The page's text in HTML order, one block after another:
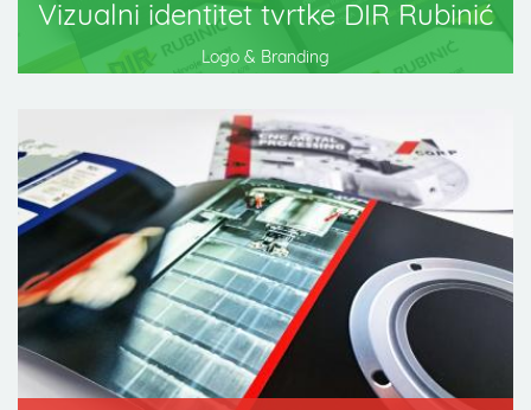
Vizualni identitet tvrtke DIR Rubinić
Logo & Branding